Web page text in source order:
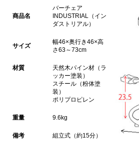
商品名
バーチェア
INDUSTRIAL（イン
ダストリアル）
サイズ
幅46×奥行き46×高
さ63～73cm
材質
天然木パイン材（ラ
ッカー塗装）
スチール（粉体塗
装）
ポリプロピレン
重量 9.6kg
備考 組立式（約15分）